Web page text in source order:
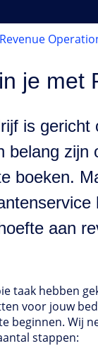
Revenue
je met
is gericht
belang zijn
boeken.
aan
taak hebben
voor jouw
beginnen. Wij
stappen: